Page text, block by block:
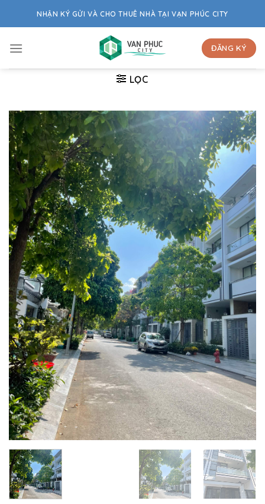
NHẬN KÝ GỬI VÀ CHO THUÊ NHÀ TẠI VẠN PHÚC CITY
ĐĂNG KÝ
LỌC